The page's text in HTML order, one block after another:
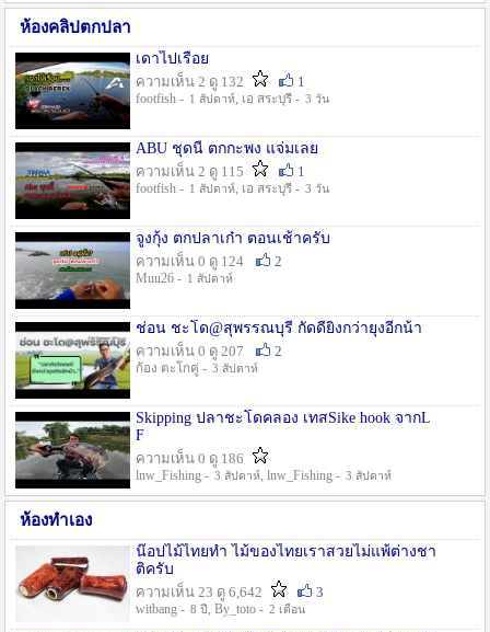
ห้องคลิปตกปลา
เดาไปเรื่อย
ความเห็น 2 ดู 132
1
footfish - 1 สัปดาห์, เอ สระบุรี - 3 วัน
ABU ชุดนี้ ตกกะพง แจ่มเลย
ความเห็น 2 ดู 115
1
footfish - 1 สัปดาห์, เอ สระบุรี - 3 วัน
จูงกุ้ง ตกปลาเก๋า ตอนเช้าครับ
ความเห็น 0 ดู 124
2
Muu26 - 1 สัปดาห์
ช่อน ชะโด@สุพรรณบุรี กัดดียิ่งกว่ายุงอีกน้า
ความเห็น 0 ดู 207
2
ก้อง ตะโกคู่ - 3 สัปดาห์
Skipping ปลาชะโดคลอง เทสSike hook จากL
F
ความเห็น 0 ดู 186
lnw_Fishing - 3 สัปดาห์, lnw_Fishing - 3 สัปดาห์
ห้องทำเอง
น๊อปไม้ไทยทำ ไม้ของไทยเราสวยไม่แพ้ต่างชา
ติครับ
ความเห็น 23 ดู 6,642
3
witbang - 8 ปี , By_toto - 2 เดือน